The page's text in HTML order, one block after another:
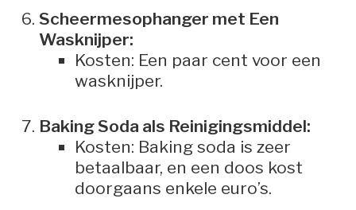
Scheermesophanger met Een
Wasknijper:
Kosten: Een paar cent voor een
wasknijper.
Baking Soda als Reinigingsmiddel:
Kosten: Baking soda is zeer
betaalbaar, en een doos kost
doorgaans enkele euro’s.